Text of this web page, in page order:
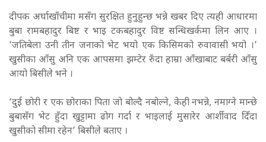
दीपक अर्घाखाँचीमा मसँग सुरक्षित हुनुहुन्छ भन्ने खबर दिए त्यही आधारमा
बुबा रामबहादुर बिष्ट र भाइ टकबहादुर विष्ट सन्धिखर्कमा लिन आए ।
‘जतिबेला उनी तीन जनाको भेट भयो एक किसिमको रुवावासी भयो ।’
खुसीका आँसु अनि एक आपसमा झम्टेर रुँदा हाम्रा आँखाबाट बर्बरी आँसु
आयो बिसीले भने ।
‘दुई छोरी र एक छोराका पिता जो बोल्दै नबोल्ने, केही नभन्ने, नमाग्ने मान्छे
बुबासँग भेट हुँदा खुट्टामा ढोग गर्दा र भाइलाई मुसारेर आर्शीवाद दिँदा
खुसीको सीमा रहेन’ बिसीले बताए ।